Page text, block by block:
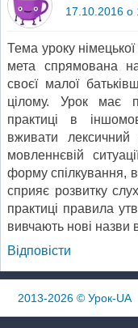
17.10.2016 о
Тема уроку
мета спрямована
своєї малої
цілому. Урок має
практиці в
вживати
мовленнєвій
форму спілкування,
сприяє розвитку
практиці правила
вивчають нові назви
Відповіcти
2013-2026© Урок-UA